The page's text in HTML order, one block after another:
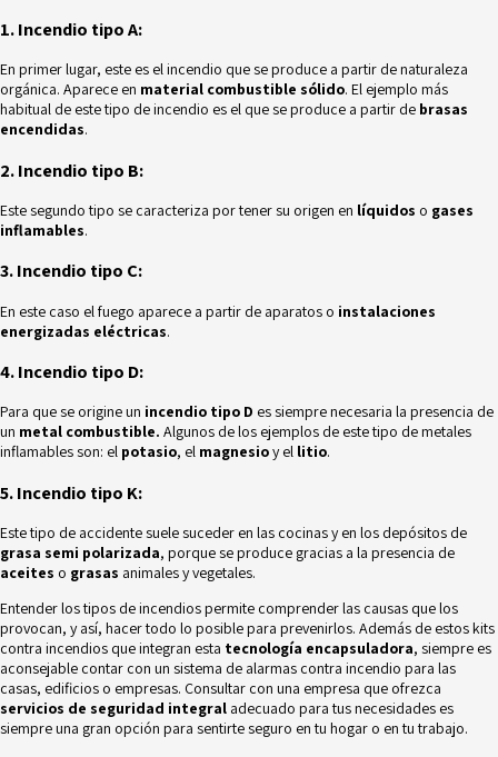
1. Incendio tipo A:
En primer lugar, este es el incendio que se produce a partir de naturaleza
orgánica. Aparece en material combustible sólido. El ejemplo más
habitual de este tipo de incendio es el que se produce a partir de brasas
encendidas.
2. Incendio tipo B:
Este segundo tipo se caracteriza por tener su origen en líquidos o gases
inflamables.
3. Incendio tipo C:
En este caso el fuego aparece a partir de aparatos o instalaciones
energizadas eléctricas.
4. Incendio tipo D:
Para que se origine un incendio tipo D es siempre necesaria la presencia de
un metal combustible. Algunos de los ejemplos de este tipo de metales
inflamables son: el potasio, el magnesioy el litio.
5. Incendio tipo K:
Este tipo de accidente suele suceder en las cocinas y en los depósitos de
grasa semi polarizada, porque se produce gracias a la presencia de
aceites o grasas animales y vegetales.
Entender los tipos de incendios permite comprender las causas que los
provocan, y así, hacer todo lo posible para prevenirlos. Además de estos kits
contra incendios que integran esta tecnología encapsuladora, siempre es
aconsejable contar con un sistema de alarmas contra incendio para las
casas, edificios o empresas. Consultar con una empresa que ofrezca
servicios de seguridad integral adecuado para tus necesidades es
siempre una gran opción para sentirte seguro en tu hogar o en tu trabajo.